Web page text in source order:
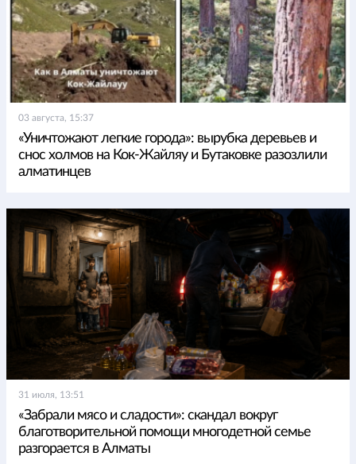
03 августа, 15:37
«Уничтожают легкие города»: вырубка деревьев и
снос холмов на Кок-Жайляу и Бутаковке разозлили
алматинцев
31 июля, 13:51
«Забрали мясо и сладости»: скандал вокруг
благотворительной помощи многодетной семье
разгорается в Алматы